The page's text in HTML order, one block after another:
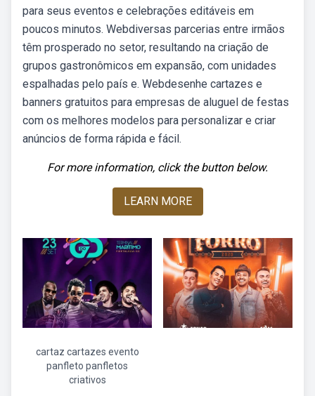
para seus eventos e celebrações editáveis em
poucos minutos. Webdiversas parcerias entre irmãos
têm prosperado no setor, resultando na criação de
grupos gastronômicos em expansão, com unidades
espalhadas pelo país e. Webdesenhe cartazes e
banners gratuitos para empresas de aluguel de festas
com os melhores modelos para personalizar e criar
anúncios de forma rápida e fácil.
For more information, click the button below.
LEARN MORE
cartaz cartazes evento
panfleto panfletos
criativos